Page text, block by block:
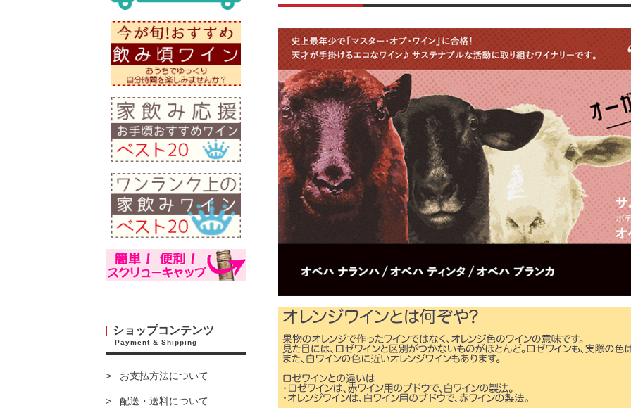
ショップコンテンツ
Payment & Shipping
お支払方法について
配送・送料について